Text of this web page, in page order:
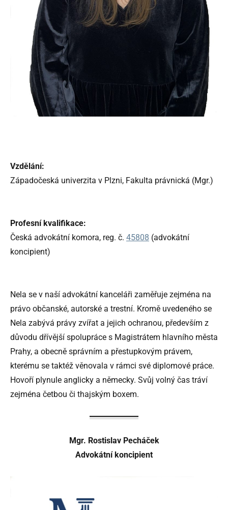
Vzdělání:
Západočeská univerzita v Plzni, Fakulta právnická (Mgr.)
Profesní kvalifikace:
Česká advokátní komora, reg. č. 45808 (advokátní
koncipient)
Nela se v naší advokátní kanceláři zaměřuje zejména na
právo občanské, autorské a trestní. Kromě uvedeného se
Nela zabývá právy zvířat a jejich ochranou, především z
důvodu dřívější spolupráce s Magistrátem hlavního města
Prahy, a obecně správním a přestupkovým právem,
kterému se taktéž věnovala v rámci své diplomové práce.
Hovoří plynule anglicky a německy. Svůj volný čas tráví
zejména četbou či thajským boxem.
Mgr. Rostislav Pecháček
Advokátní koncipient